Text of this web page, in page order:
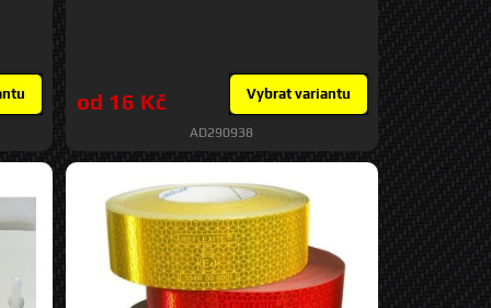
od 16 Kč Vybrat variantu
AD290938